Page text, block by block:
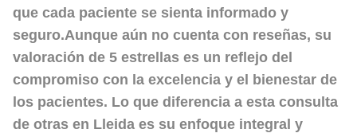
que cada paciente se sienta informado y
seguro.Aunque aún no cuenta con reseñas, su
valoración de 5 estrellas es un reflejo del
compromiso con la excelencia y el bienestar de
los pacientes. Lo que diferencia a esta consulta
de otras en Lleida es su enfoque integral y